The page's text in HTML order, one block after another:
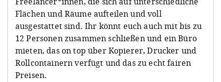
Flächen und Räume aufteilen und voll
ausgestattet sind. Ihr könnt euch auch mit bis zu
12 Personen zusammen schließen und ein Büro
mieten, das on top über Kopierer, Drucker und
Rollcontainern verfügt und das zu echt fairen
Preisen.